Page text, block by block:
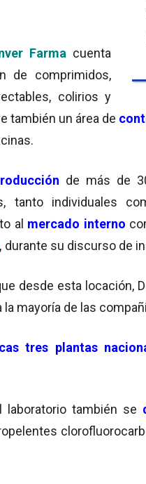
Farma cuenta
de comprimidos,
colirios y
también un área de
de más de
tanto individuales
al mercado interno
, durante su discurso de
desde esta locación,
mayoría de las
tres plantas
laboratorio también se